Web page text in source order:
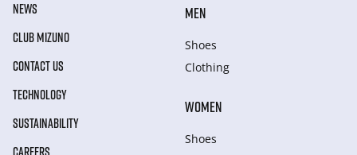
NEWS
CLUB MIZUNO
CONTACT US
TECHNOLOGY
SUSTAINABILITY
CAREERS
MEN
Shoes
Clothing
WOMEN
Shoes